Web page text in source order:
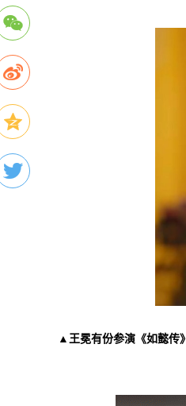
▲王冕有份参演《如懿传